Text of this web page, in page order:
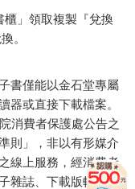
」領取複製『兌換
。
書僅能以金石堂專屬
器或直接下載檔案。
消費者保護處公告之
則」，非以有形媒介
線上服務，經消費者
雜誌、下載版軟體、